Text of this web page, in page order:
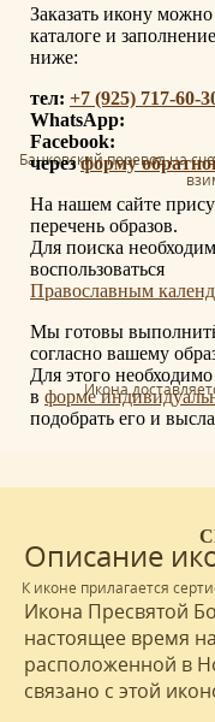
Банковский перевод на
Икона
К иконе прилагается
Заказать икону
каталоге и
ниже:
тел: +7 (925) 717-60-
WhatsApp:
Facebook:
черезформу
На нашем сайте
перечень образов.
Для поиска
воспользоваться
Православным
Мы готовы выполнить
согласно вашему
Для этого
в форме
подобрать его и
Описание
Икона Пресвятой
настоящее время
расположенной в
связано с этой